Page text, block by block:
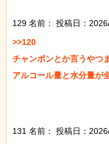
129 名前：
投稿日：
>>120
チャンポンとか言うやつ
アルコール量と水分量が
131 名前：
投稿日：